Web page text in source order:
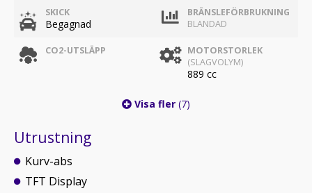
SKICK
Begagnad
BRÄNSLEFÖRBRUKNING
BLANDAD
CO2-UTSLÄPP
MOTORSTORLEK
(SLAGVOLYM)
889 cc
Visa fler (7)
Utrustning
Kurv-abs
TFT Display